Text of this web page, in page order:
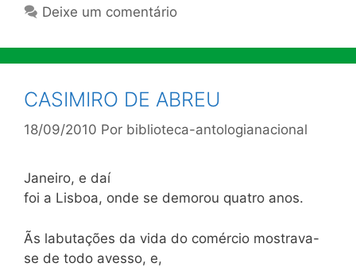
Deixe um comentário
CASIMIRO DE ABREU
18/09/2010 Por biblioteca-antologianacional
Janeiro, e daí
foi a Lisboa, onde se demorou quatro anos.
Ãs labutações da vida do comércio mostrava-
se de todo avesso, e,